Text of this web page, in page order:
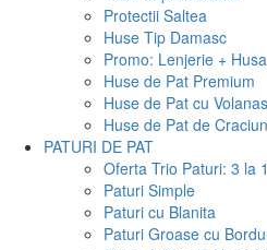
Protectii Saltea
Huse Tip Damasc
Promo: Lenjerie +
Huse de Pat Premium
Huse de Pat cu
Huse de Pat de Craciun
PATURI DE PAT
Oferta Trio Paturi: 3 la
Paturi Simple
Paturi cu Blanita
Paturi Groase cu